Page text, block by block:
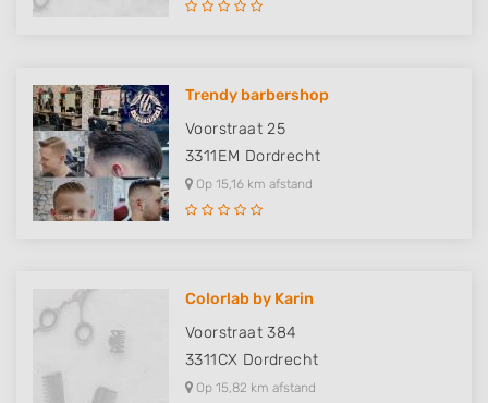
Trendy barbershop
Voorstraat 25
3311EM Dordrecht
Op 15,16 km afstand
Colorlab by Karin
Voorstraat 384
3311CX Dordrecht
Op 15,82 km afstand